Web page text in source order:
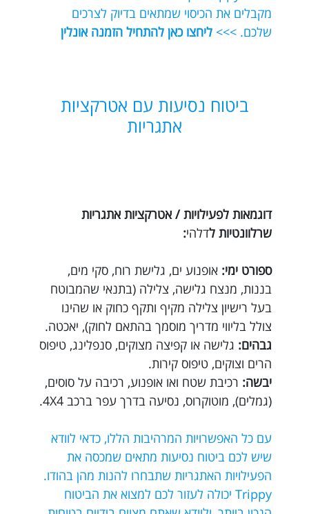
מקבלים את הכיסוי שמתאים בדיוק לצרכים
שלכם. >>> ליחצו כאן להתחיל הזמנה אונלין
ביטוח נסיעות עם אטרקציות
אתגריות
דוגמאות לפעילויות / אטרקציות אתגריות
שרלוונטיות לדלהי:
ספורט ימי: אופנוע ים, גלישת רוח, סקי מים,
בננות, מנצח גלישה, צלילה (בתנאי שהמבוטח
בעל רישיון צלילה מקיף ותקף כחוק או שהינו
צולל בליווי מדריך מוסמך בהתאם לחוק), יאכטה.
גבהים: גלישה או קפיצה מצוקים, סנפלינג, טיפוס
הרים וצוקים, טיפוס קירות.
יבשה: רכיבת שטח ואו אופנוע, רכיבה על סוסים,
(גמלים), מוטוקרוס, נסיעה בדרך עפר ברכב 4X4.
עם כל האפשרויות המרהיבות הללו, כדאי לוודא
שיש לכם ביטוח נסיעות מתאים שמכסה את
הפעילויות האתגריות שתבחרו להנות מהן בהודו.
Trippy יכולה לעזור לכם למצוא את הביטוח